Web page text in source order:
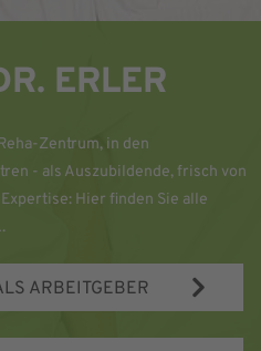
ERLER
Zentrum, in den
- als Auszubildende, frisch von
Hier finden Sie alle
ARBEITGEBER